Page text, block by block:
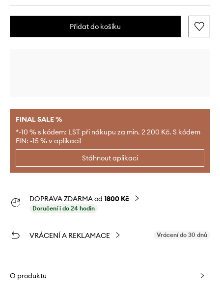
Přidat do košíku
FINAL SALE %
*-10 % s kódem: LST při nákupu za min. 2 200 Kč. S kódem
FIN: -15 % v aplikaci!
Stáhnout aplikaci
DOPRAVA ZDARMA od 1800 Kč
Doručení i do 24 hodin
VRÁCENÍ A REKLAMACE Vrácení do 30 dnů
O produktu